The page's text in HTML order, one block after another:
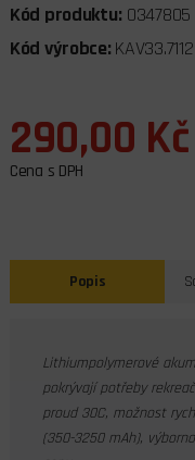
Kód produktu: 0347805
Kód výrobce: KAV33.7112
290,00 Kč
Cena s DPH
Popis
Lithiumpolymerové
pokrývají potřeby
proud 30C, možnost
(350-3250 mAh),